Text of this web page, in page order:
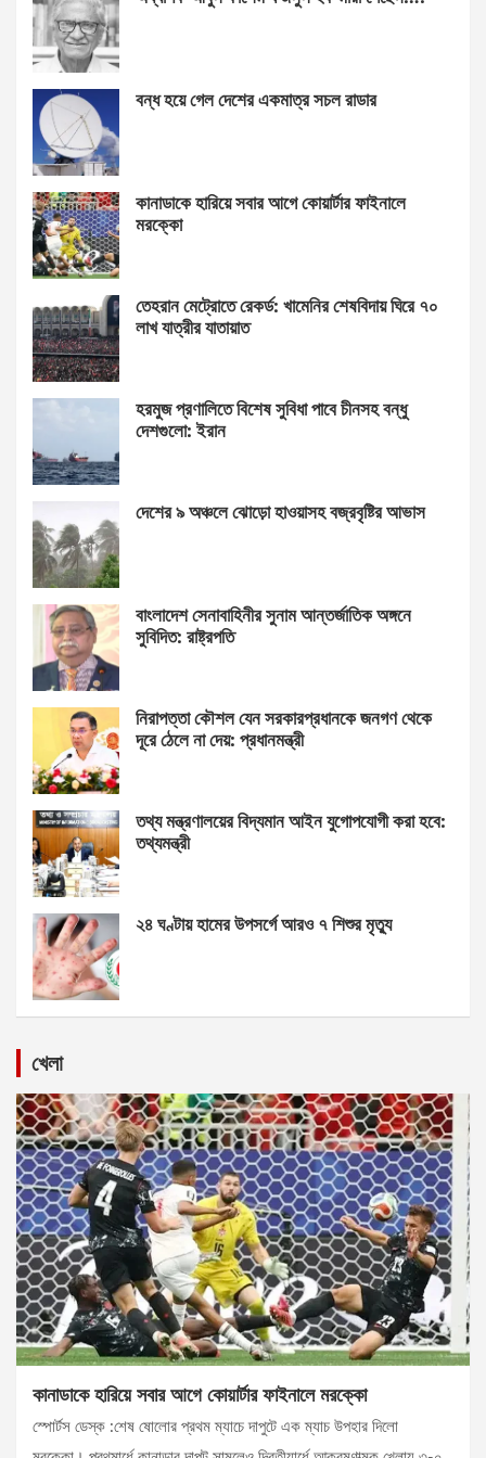
বন্ধ হয়ে গেল দেশের একমাত্র সচল রাডার
কানাডাকে হারিয়ে সবার আগে কোয়ার্টার ফাইনালে
মরক্কো
তেহরান মেট্রোতে রেকর্ড: খামেনির শেষবিদায় ঘিরে ৭০
লাখ যাত্রীর যাতায়াত
হরমুজ প্রণালিতে বিশেষ সুবিধা পাবে চীনসহ বন্ধু
দেশগুলো: ইরান
দেশের ৯ অঞ্চলে ঝোড়ো হাওয়াসহ বজ্রবৃষ্টির আভাস
বাংলাদেশ সেনাবাহিনীর সুনাম আন্তর্জাতিক অঙ্গনে
সুবিদিত: রাষ্ট্রপতি
নিরাপত্তা কৌশল যেন সরকারপ্রধানকে জনগণ থেকে
দূরে ঠেলে না দেয়: প্রধানমন্ত্রী
তথ্য মন্ত্রণালয়ের বিদ্যমান আইন যুগোপযোগী করা হবে:
তথ্যমন্ত্রী
২৪ ঘণ্টায় হামের উপসর্গে আরও ৭ শিশুর মৃত্যু
খেলা
কানাডাকে হারিয়ে সবার আগে কোয়ার্টার ফাইনালে মরক্কো
স্পোর্টস ডেস্ক :শেষ ষোলোর প্রথম ম্যাচে দাপুটে এক ম্যাচ উপহার দিলো